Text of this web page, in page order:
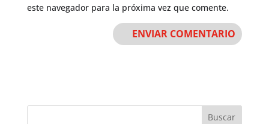
este navegador para la próxima vez que comente.
Buscar